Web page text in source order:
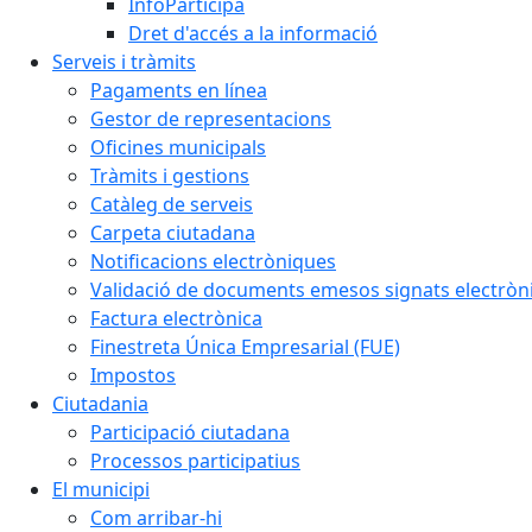
Dret d'accés a la informació
Serveis i tràmits
Pagaments en línea
Gestor de representacions
Oficines municipals
Tràmits i gestions
Catàleg de serveis
Carpeta ciutadana
Notificacions electròniques
Validació de documents emesos signats
Factura electrònica
Finestreta Única Empresarial (FUE)
Impostos
Ciutadania
Participació ciutadana
Processos participatius
El municipi
Com arribar-hi